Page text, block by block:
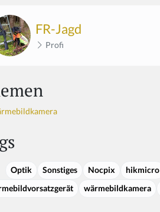
FR-Jagd
Profi
Optik Sonstiges Nocpix
hikmicro
wärmebildkamera